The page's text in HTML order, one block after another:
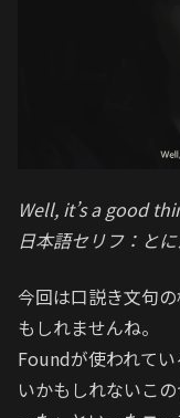
Well, it’s a good
日本語セリフ：と
今回は口説き文句
もしれませんね。
Foundが使われて
いかもしれないこ